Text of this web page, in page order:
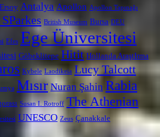
Antalya Apollon Apollon Tapınağı
British Museum Bursa DEU
Efes Ege Üniversitesi
Göbeklitepe Hitit Hollanda AraştIrma
Kybele Laodikeia Lucy Talcott
Mısır Nuran Şahin Rabia
Susan I. Rotroff The Athenian
UNESCO Zeus Çanakkale